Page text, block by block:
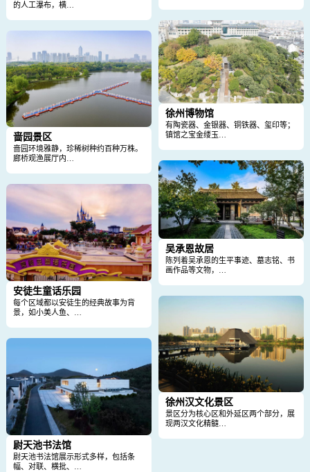
的人工瀑布，横…
啬园景区
啬园环境雅静，珍稀树种约百种万株。
廊桥观渔展厅内…
安徒生童话乐园
每个区域都以安徒生的经典故事为背
景，如小美人鱼、…
尉天池书法馆
尉天池书法馆展示形式多样，包括条
幅、对联、横批、…
徐州博物馆
有陶瓷器、金银器、铜铁器、玺印等；
镇馆之宝金缕玉…
吴承恩故居
陈列着吴承恩的生平事迹、墓志铭、书
画作品等文物，…
徐州汉文化景区
景区分为核心区和外延区两个部分，展
现两汉文化精髓…